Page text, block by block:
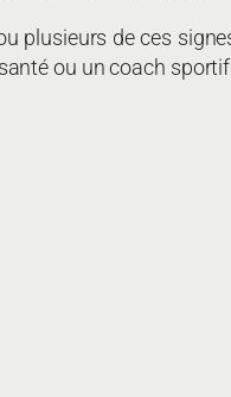
de ces
ou un coach